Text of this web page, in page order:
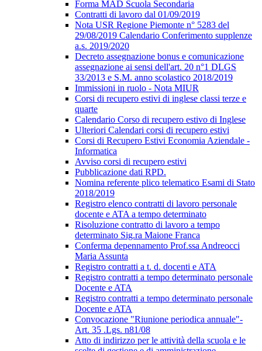
Forma MAD Scuola Secondaria
Contratti di lavoro dal 01/09/2019
Nota USR Regione Piemonte n° 5283 del
29/08/2019 Calendario Conferimento supplenze
a.s. 2019/2020
Decreto assegnazione bonus e comunicazione
assegnazione ai sensi dell'art. 20 n°1 DLGS
33/2013 e S.M. anno scolastico 2018/2019
Immissioni in ruolo - Nota MIUR
Corsi di recupero estivi di inglese classi terze e
quarte
Calendario Corso di recupero estivo di Inglese
Ulteriori Calendari corsi di recupero estivi
Corsi di Recupero Estivi Economia Aziendale -
Informatica
Avviso corsi di recupero estivi
Pubblicazione dati RPD.
Nomina referente plico telematico Esami di Stato
2018/2019
Registro elenco contratti di lavoro personale
docente e ATA a tempo determinato
Risoluzione contratto di lavoro a tempo
determinato Sig.ra Maione Franca
Conferma depennamento Prof.ssa Andreocci
Maria Assunta
Registro contratti a t. d. docenti e ATA
Registro contratti a tempo determinato personale
Docente e ATA
Registro contratti a tempo determinato personale
Docente e ATA
Convocazione "Riunione periodica annuale"-
Art. 35 .Lgs. n81/08
Atto di indirizzo per le attività della scuola e le